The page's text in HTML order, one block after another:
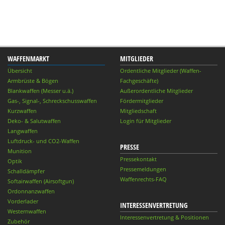
WAFFENMARKT
Übersicht
Armbrüste & Bögen
Blankwaffen (Messer u.ä.)
Gas-, Signal-, Schreckschusswaffen
Kurzwaffen
Deko- & Salutwaffen
Langwaffen
Luftdruck- und CO2-Waffen
Munition
Optik
Schalldämpfer
Softairwaffen (Airsoftgun)
Ordonnanzwaffen
Vorderlader
Westernwaffen
Zubehör
MITGLIEDER
Ordentliche Mitglieder (Waffen-
Fachgeschäfte)
Außerordentliche Mitglieder
Fördermitglieder
Mitgliedschaft
Login für Mitglieder
PRESSE
Pressekontakt
Pressemeldungen
Waffenrechts-FAQ
INTERESSENVERTRETUNG
Interessenvertretung & Positionen